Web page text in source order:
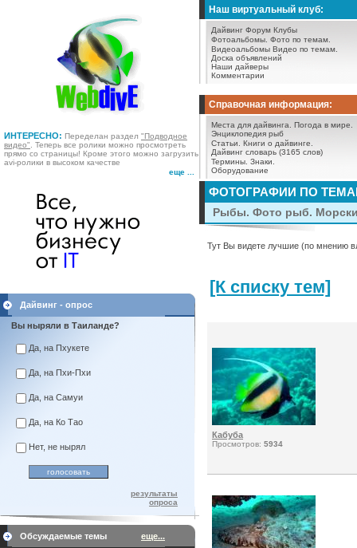
ИНТЕРЕСНО: Переделан раздел "Подводное
видео" . Теперь все ролики можно просмотреть
прямо со страницы! Кроме этого можно загрузить
avi-ролики в высоком качестве
еще ...
Наш виртуальный клуб:
Дайвинг Форум Клубы
Фотоальбомы. Фото по темам.
Видеоальбомы Видео по темам.
Доска объявлений
Наши дайверы
Комментарии
Справочная информация:
Места для дайвинга.
Погода в мире.
Энциклопедия рыб
Статьи.
Книги о дайвинге.
Дайвинг словарь (3165 слов)
Термины. Знаки.
Оборудование
Дайвинг - опрос
Вы ныряли в Таиланде?
Да, на Пхукете
Да, на Пхи-Пхи
Да, на Самуи
Да, на Ко Тао
Нет, не нырял
результаты
опроса
Обсуждаемые темы
еще...
ФОТОГРАФИИ ПО
Рыбы. Фото рыб.
Тут Вы видете лучшие (по мнению
[К списку тем]
Кабуба
Просмотров: 5934